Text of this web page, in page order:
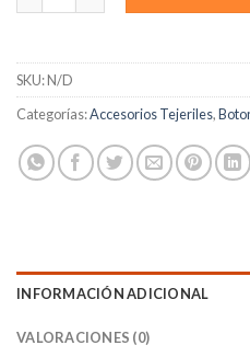
SKU:N/D
Categorías:Accesorios Tejeriles,
INFORMACIÓN ADICIONAL
VALORACIONES (0)